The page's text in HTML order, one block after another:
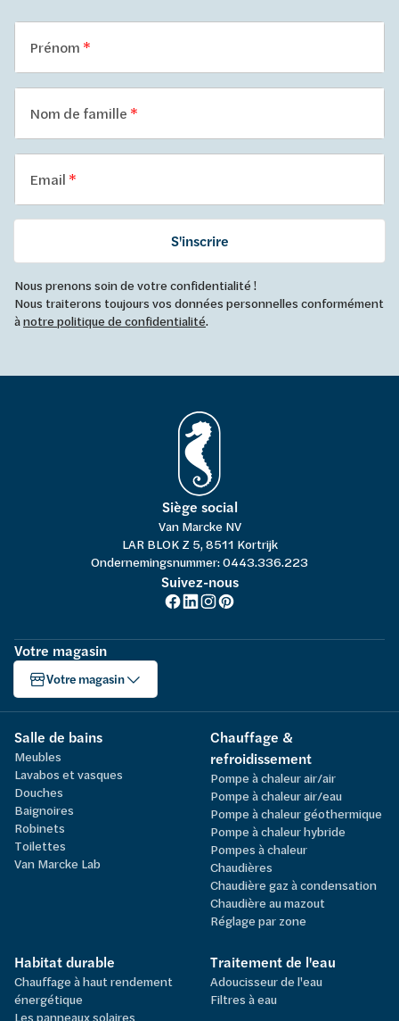
Prénom
Nom de famille
Email
S'inscrire
Nous prenons soin de votre confidentialité !
Nous traiterons toujours vos données personnelles conformément
ànotre politique de confidentialité.
Siège social
Van Marcke NV
LAR BLOK Z 5, 8511 Kortrijk
Ondernemingsnummer: 0443.336.223
Suivez-nous
Votre magasin
Votre magasin
Salle de bains
Meubles
Lavabos et vasques
Douches
Baignoires
Robinets
Toilettes
Van Marcke Lab
Chauffage &
refroidissement
Pompe à chaleur air/air
Pompe à chaleur air/eau
Pompe à chaleur géothermique
Pompe à chaleur hybride
Pompes à chaleur
Chaudières
Chaudière gaz à condensation
Chaudière au mazout
Réglage par zone
Habitat durable
Chauffage à haut rendement
énergétique
Les panneaux solaires
Traitement de l'eau
Adoucisseur de l'eau
Filtres à eau